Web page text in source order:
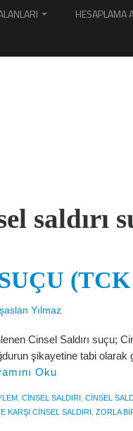
HESAPLAMA
saldırı
(TCK
Yılmaz
Cinsel Saldırı suçu;
şikayetine tabi
Oku
CINSEL SALDIRI CINSEL
KARŞI CINSEL SALDIRI ZORLA